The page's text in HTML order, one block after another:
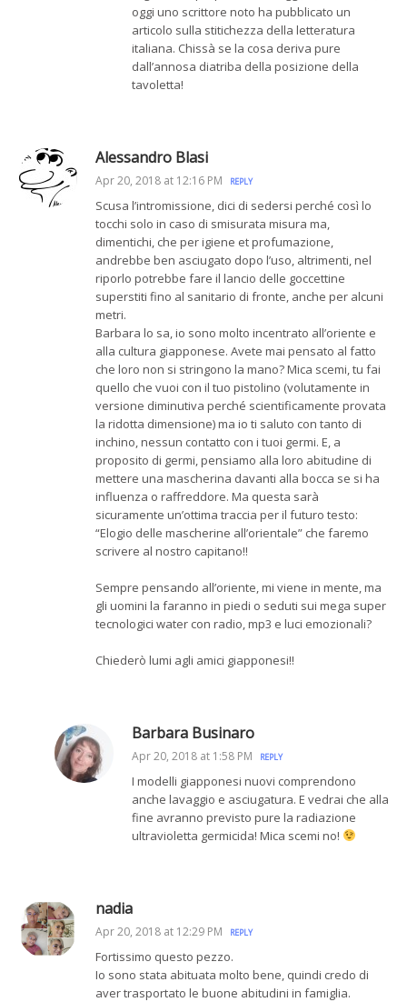
oggi uno scrittore noto ha pubblicato un
articolo sulla stitichezza della letteratura
italiana. Chissà se la cosa deriva pure
dall’annosa diatriba della posizione della
tavoletta!
Alessandro Blasi
Apr 20, 2018 at 12:16 PM REPLY
Scusa l’intromissione, dici di sedersi perché così lo
tocchi solo in caso di smisurata misura ma,
dimentichi, che per igiene et profumazione,
andrebbe ben asciugato dopo l’uso, altrimenti, nel
riporlo potrebbe fare il lancio delle goccettine
superstiti fino al sanitario di fronte, anche per alcuni
metri.
Barbara lo sa, io sono molto incentrato all’oriente e
alla cultura giapponese. Avete mai pensato al fatto
che loro non si stringono la mano? Mica scemi, tu fai
quello che vuoi con il tuo pistolino (volutamente in
versione diminutiva perché scientificamente provata
la ridotta dimensione) ma io ti saluto con tanto di
inchino, nessun contatto con i tuoi germi. E, a
proposito di germi, pensiamo alla loro abitudine di
mettere una mascherina davanti alla bocca se si ha
influenza o raffreddore. Ma questa sarà
sicuramente un’ottima traccia per il futuro testo:
“Elogio delle mascherine all’orientale” che faremo
scrivere al nostro capitano!!
Sempre pensando all’oriente, mi viene in mente, ma
gli uomini la faranno in piedi o seduti sui mega super
tecnologici water con radio, mp3 e luci emozionali?
Chiederò lumi agli amici giapponesi!!
Barbara Businaro
Apr 20, 2018 at 1:58 PM REPLY
I modelli giapponesi nuovi comprendono
anche lavaggio e asciugatura. E vedrai che alla
fine avranno previsto pure la radiazione
ultravioletta germicida! Mica scemi no!
nadia
Apr 20, 2018 at 12:29 PM REPLY
Fortissimo questo pezzo.
Io sono stata abituata molto bene, quindi credo di
aver trasportato le buone abitudini in famiglia.